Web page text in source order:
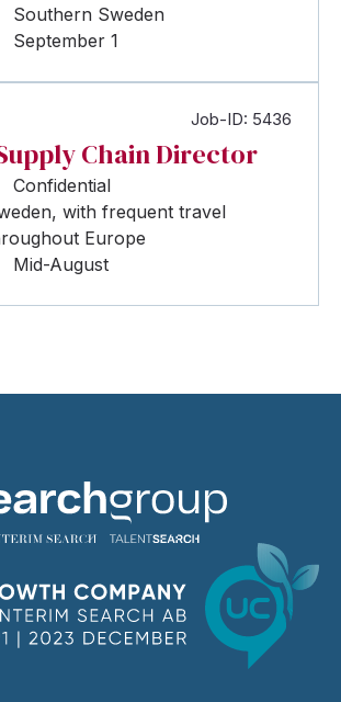
Southern Sweden
September 1
Job-ID: 5436
Chain Director
Confidential
with frequent travel
Europe
Mid-August